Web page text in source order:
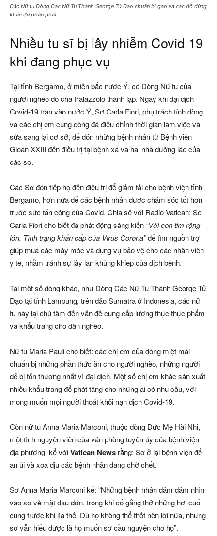
Các Nữ tu Dòng Các Nữ Tu Thánh George Tử Đạo chuẩn bị gạo và các đồ dùng
khác để phân phát
Nhiều tu sĩ bị lây nhiễm Covid 19
khi đang phục vụ
Tại tỉnh Bergamo, ở miền bắc nước Ý, có Dòng Nữ tu của
người nghèo do cha Palazzolo thành lập. Ngay khi đại dịch
Covid-19 tràn vào nước Ý, Sơ Carla Fiori, phụ trách tỉnh dòng
và các chị em cùng dòng đã điều chỉnh thời gian làm việc và
sửa sang lại cơ sở, để đón những bệnh nhân từ Bệnh viện
Gioan XXIII đến điều trị tại bệnh xá và hai nhà dưỡng lão của
các sơ.
Các Sơ đón tiếp họ đến điều trị để giảm tải cho bệnh viện tỉnh
Bergamo, hơn nữa để các bệnh nhân được chăm sóc tốt hơn
trước sức tấn công của Covid. Chia sẻ với Radio Vatican: Sơ
Carla Fiori cho biết đã phát động sáng kiến “Với con tim rộng
lớn. Tình trạng khẩn cấp của Virus Corona”để tìm nguồn trợ
giúp mua các máy móc và dụng vụ bảo vệ cho các nhân viên
y tế, nhằm tránh sự lây lan khủng khiếp của dịch bệnh.
Tại một số dòng khác, như Dòng Các Nữ Tu Thánh George Tử
Đạo tại tỉnh Lampung, trên đảo Sumatra ở Indonesia, các nữ
tu này lại chú tâm đến vấn đề cung cấp lương thực thực phẩm
và khẩu trang cho dân nghèo.
Nữ tu Maria Pauli cho biết: các chị em của dòng miệt mài
chuẩn bị những phần thức ăn cho người nghèo, những người
dễ bị tổn thương nhất vì đại dịch. Một số chị em khác sản xuất
nhiều khẩu trang để phát tặng cho những ai có nhu cầu, với
mong muốn mọi người thoát khỏi nạn dịch Covid-19.
Còn nữ tu Anna Maria Marconi, thuộc dòng Đức Mẹ Hài Nhi,
một tình nguyện viên của văn phòng tuyên úy của bệnh viện
địa phương, kể vớiVatican News rằng: Sơ ở lại bệnh viện để
an ủi và xoa dịu các bệnh nhân đang chờ chết.
Sơ Anna Maria Marconi kể: “Những bệnh nhân đăm đăm nhìn
vào sơ vẻ mặt đau đớn, trong khi cố gắng thở những hơi cuối
cùng trước khi lìa thế. Dù họ không thể thốt nên lời nữa, nhưng
sơ vẫn hiểu được là họ muốn sơ cầu nguyện cho họ”.